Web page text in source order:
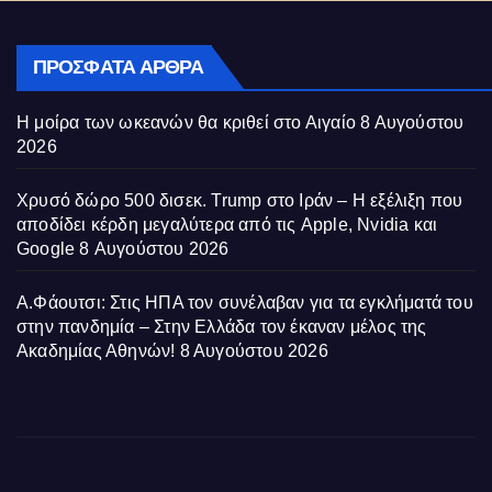
ΠΡΌΣΦΑΤΑ ΆΡΘΡΑ
Η μοίρα των ωκεανών θα κριθεί στο Αιγαίο 8 Αυγούστου
2026
Χρυσό δώρο 500 δισεκ. Trump στο Ιράν – Η εξέλιξη που
αποδίδει κέρδη μεγαλύτερα από τις Apple, Nvidia και
Google 8 Αυγούστου 2026
Α.Φάουτσι: Στις ΗΠΑ τον συνέλαβαν για τα εγκλήματά του
στην πανδημία – Στην Ελλάδα τον έκαναν μέλος της
Ακαδημίας Αθηνών! 8 Αυγούστου 2026